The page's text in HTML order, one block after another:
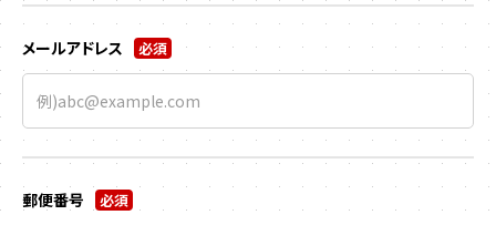
メールアドレス 必須
郵便番号 必須